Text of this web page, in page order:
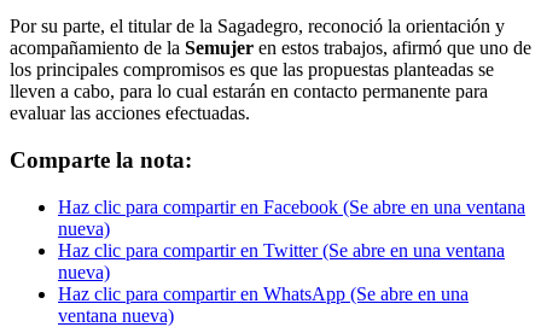
Por su parte, el titular de la Sagadegro, reconoció la orientación y
acompañamiento de la Semujer en estos trabajos, afirmó que uno de
los principales compromisos es que las propuestas planteadas se
lleven a cabo, para lo cual estarán en contacto permanente para
evaluar las acciones efectuadas.
Comparte la nota:
Haz clic para compartir en Facebook (Se abre en una ventana
nueva)
Haz clic para compartir en Twitter (Se abre en una ventana
nueva)
Haz clic para compartir en WhatsApp (Se abre en una
ventana nueva)